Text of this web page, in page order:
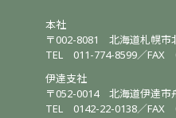
本社
〒002-8081北海道札幌市
TEL011-774-8599／FAX
伊達支社
〒052-0014北海道伊達
TEL0142-22-0138／FAX